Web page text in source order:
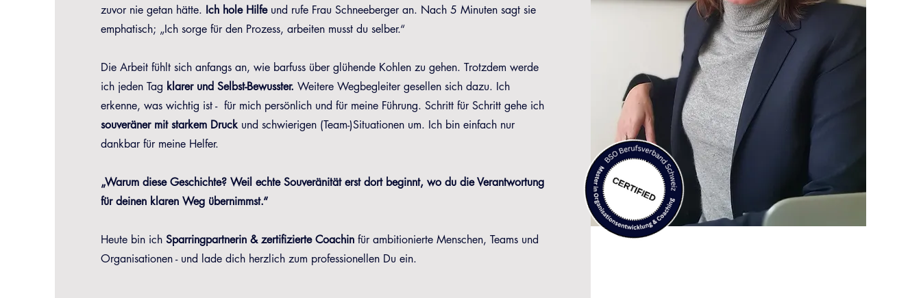
zuvor nie getan hätte. Ich hole Hilfeund rufe Frau Schneeberger an. Nach 5 Minuten sagt sie
emphatisch; „Ich sorge für den Prozess, arbeiten musst du selber.“
Die Arbeit fühlt sich anfangs an, wie barfuss über glühende Kohlen zu gehen. Trotzdem werde
ich jeden Tag klarer und Selbst-Bewusster.Weitere Wegbegleiter gesellen sich dazu. Ich
erkenne, was wichtig ist - für mich persönlich und für meine Führung. Schritt für Schritt gehe ich
souveräner mit starkem Druckund schwierigen (Team-)Situationen um. Ich bin einfach nur
dankbar für meine Helfer.
„Warum diese Geschichte? Weil echte Souveränität erst dort beginnt, wo du die Verantwortung
für deinen klaren Weg übernimmst.“
Heute bin ichSparringpartnerin & zertifizierte Coachin für ambitionierte Menschen, Teams und
Organisationen - und lade dich herzlich zum professionellen Du ein.